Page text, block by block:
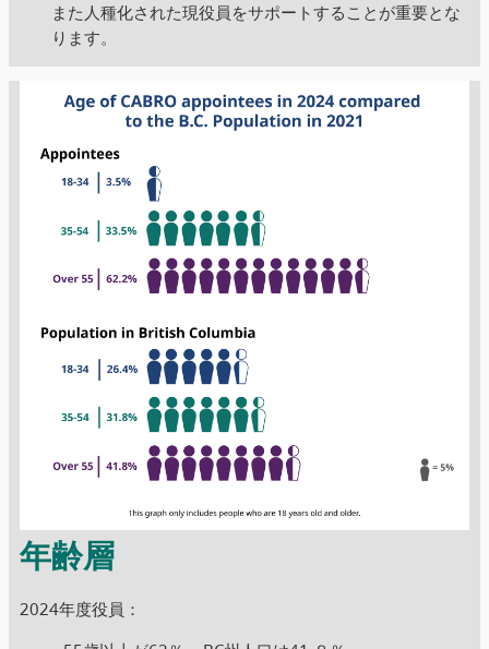
また人種化された現役員をサポートすることが重要とな
ります。
年齢層
2024年度役員：